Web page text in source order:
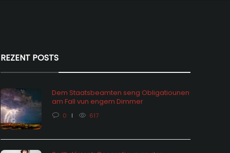
REZENT POSTS
Dem Staatsbeamten seng Obligatiounen
am Fall vun engem Dimmer
0 617